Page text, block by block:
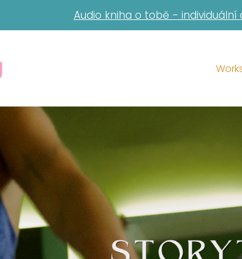
Audio kniha o tobě -